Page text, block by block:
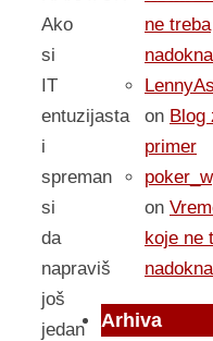
Ako
si
IT
entuzijasta
i
spreman
si
da
napraviš
još
jedan
ne treba
on Blog
primer
on
koje ne
Arhiva